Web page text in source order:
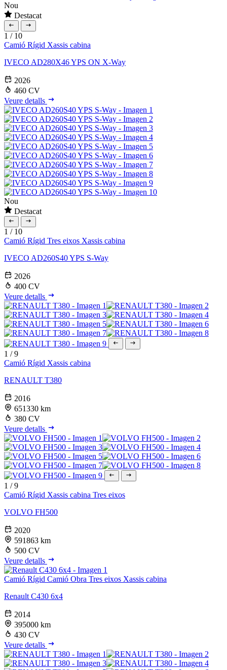
Nou
Destacat
1 / 10
Camió Rígid Xassis cabina
IVECO AD280X46 YPS ON X-Way
2026
460 CV
Veure detalls
Nou
Destacat
1 / 10
Camió Rígid Tres eixos Xassis cabina
IVECO AD260S40 YPS S-Way
2026
400 CV
Veure detalls
1 /9
Camió Rígid Xassis cabina
RENAULT T380
2016
651330 km
380 CV
Veure detalls
1 /9
Camió Rígid Xassis cabina Tres eixos
VOLVO FH500
2020
591863 km
500 CV
Veure detalls
Camió Rígid Camió Obra Tres eixos Xassis cabina
Renault C430 6x4
2014
395000 km
430 CV
Veure detalls